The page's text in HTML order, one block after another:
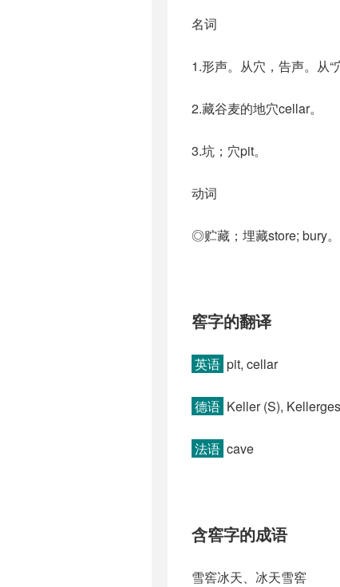
名词
1.形声。从穴，告声。从“
2.藏谷麦的地穴cellar。
3.坑；穴pit。
动词
◎贮藏；埋藏store; bury。
窖字的翻译
英语 pit, cellar
德语 Keller (S)​,
法语 cave
含窖字的成语
雪窖冰天、冰天雪窖